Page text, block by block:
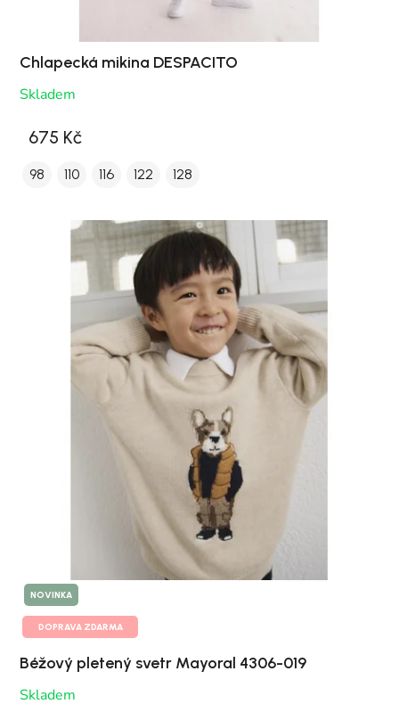
Chlapecká mikina DESPACITO
Skladem
675 Kč
98 110 116 122 128
NOVINKA
DOPRAVA ZDARMA
Béžový pletený svetr Mayoral 4306-019
Skladem